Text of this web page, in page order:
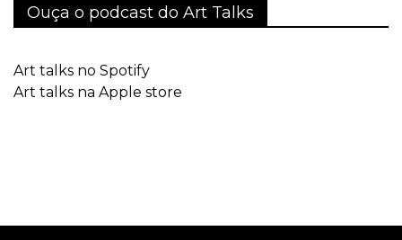
Ouça o podcast do Art Talks
Art talks no Spotify
Art talks na Apple store